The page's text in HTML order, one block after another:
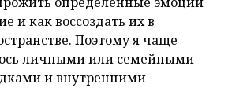
и как воссоздать их в
Поэтому я чаще
личными или семейными
и внутренними